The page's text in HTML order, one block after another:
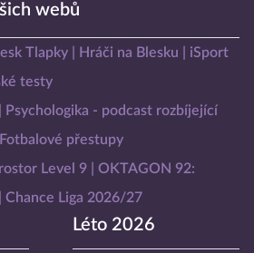
webů
Tlapky Hráči na Blesku
iSport
testy
Psychologika - podcast rozbíjející
Fotbalové přestupy
Level 9
OKTAGON 92:
Chance Liga 2026/27
Léto 2026